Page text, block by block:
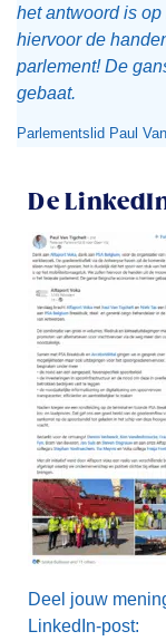
het antwoord is
hiervoor de
parlement! De
gebaat.
Parlementslid Paul
De
Deel jouw
LinkedIn-post: